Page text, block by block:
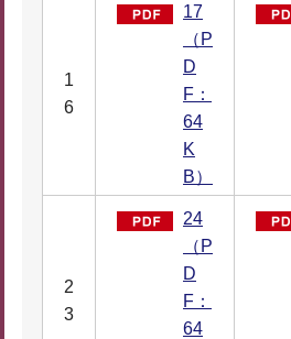
1
6
17
（P
D
F：
64
K
B）
2
3
24
（P
D
F：
64